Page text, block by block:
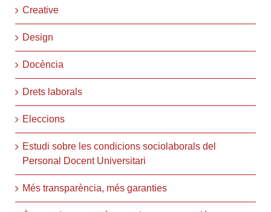
Creative
Design
Docència
Drets laborals
Eleccions
Estudi sobre les condicions sociolaborals del
Personal Docent Universitari
Més transparència, més garanties